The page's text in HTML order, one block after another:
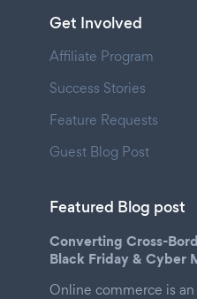
Get Involved
Affiliate Program
Success Stories
Feature Requests
Guest Blog Post
Featured Blog post
Converting Cross-
Black Friday & Cyber
Online commerce is